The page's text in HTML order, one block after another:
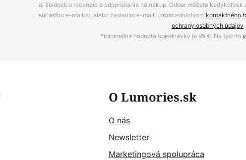
aj žiadosti o recenzie a odporúčania na nákup. Odber môžete
súčasťou e-mailov, alebo zaslaním e-mailu prostredníctvom kontaktného
ochrany osobných údajov.
*minimálna hodnota objednávky je 99 €. Na týchto
O Lumories.sk
O nás
Newsletter
Marketingová spolupráca